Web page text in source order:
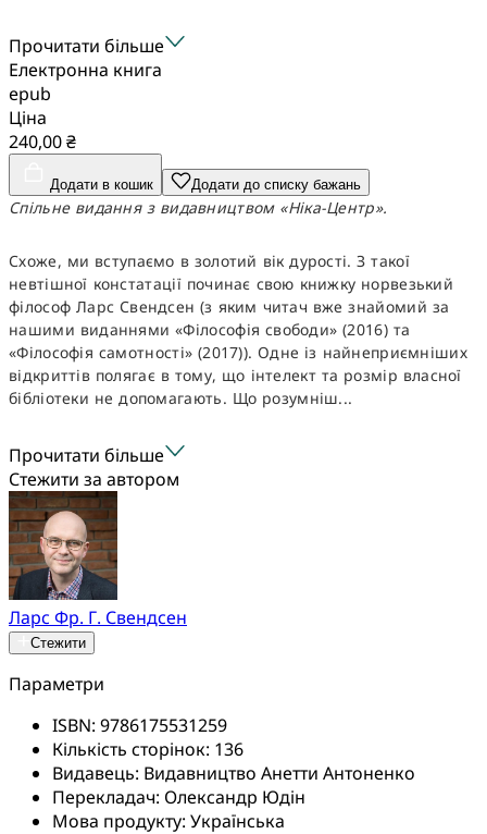
Прочитати більше
Електронна книга
epub
Ціна
240,00 ₴
Додати в кошик Додати до списку бажань
Спільне видання з видавництвом «Ніка-Центр».
Схоже, ми вступаємо в золотий вік дурості. З такої
невтішної констатації починає свою книжку норвезький
філософ Ларс Свендсен (з яким читач вже знайомий за
нашими виданнями «Філософія свободи» (2016) та
«Філософія самотності» (2017)). Одне із найнеприємніших
відкриттів полягає в тому, що інтелект та розмір власної
бібліотеки не допомагають. Що розумніш...
Прочитати більше
Стежити за автором
Ларс Фр. Г. Свендсен
Стежити
Параметри
ISBN: 9786175531259
Кількість сторінок: 136
Видавець: Видавництво Анетти Антоненко
Перекладач: Олександр Юдін
Мова продукту: Українська